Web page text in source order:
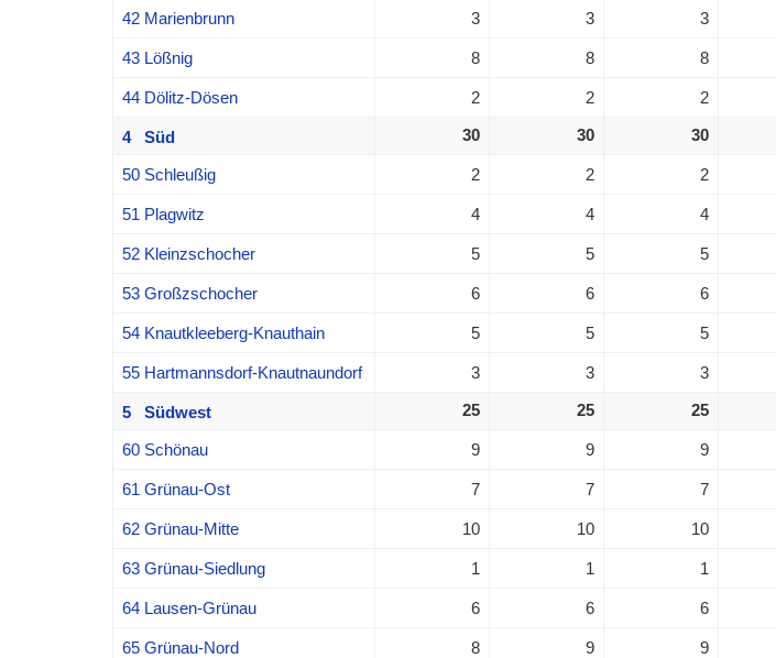
42 Marienbrunn 3 3 3
43 Lößnig 8 8 8
44 Dölitz-Dösen 2 2 2
4 Süd 30 30 30
50 Schleußig 2 2 2
51 Plagwitz 4 4 4
52 Kleinzschocher 5 5 5
53 Großzschocher 6 6 6
54 Knautkleeberg-Knauthain 5 5 5
55 Hartmannsdorf-Knautnaundorf 3 3 3
5 Südwest 25 25 25
60 Schönau 9 9 9
61 Grünau-Ost 7 7 7
62 Grünau-Mitte 10 10 10
63 Grünau-Siedlung 1 1 1
64 Lausen-Grünau 6 6 6
65 Grünau-Nord 8 9 9